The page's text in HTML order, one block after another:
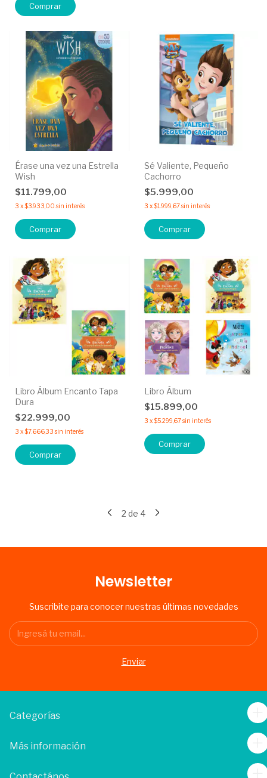
Comprar
Érase una vez una Estrella
Wish
$11.799,00
3 x$3.933,00 sin interés
Sé Valiente, Pequeño
Cachorro
$5.999,00
3 x$1.999,67sin interés
Libro Álbum Encanto Tapa
Dura
$22.999,00
3 x$7.666,33 sin interés
Comprar
Libro Álbum
$15.899,00
3 x$5.299,67sin interés
Comprar
2 de 4
Newsletter
Suscribite para conocer nuestras últimas novedades
Categorías
Más información